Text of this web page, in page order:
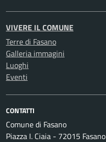
VIVERE IL COMUNE
Terre di Fasano
Galleria immagini
Luoghi
Eventi
CONTATTI
Comune di Fasano
Piazza I. Ciaia - 72015 Fasano